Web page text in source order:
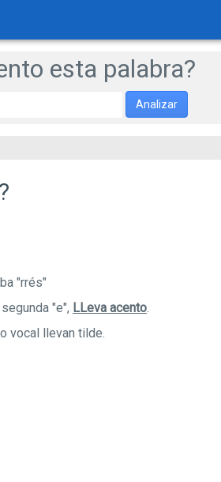
esta palabra?
Analizar
?
"rrés"
"e", LLeva acento.
vocal llevan tilde.